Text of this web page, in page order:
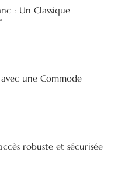
: Un Classique
une Commode
robuste et sécurisée